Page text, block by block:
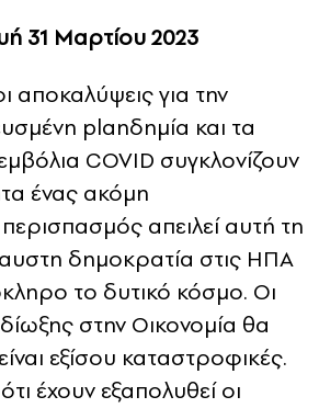
31 Μαρτίου 2023
αποκαλύψεις για την
planδημία και τα
COVID συγκλονίζουν
ένας ακόμη
απειλεί αυτή τη
δημοκρατία στις ΗΠΑ
το δυτικό κόσμο. Οι
στην Οικονομία θα
εξίσου καταστροφικές.
έχουν εξαπολυθεί οι